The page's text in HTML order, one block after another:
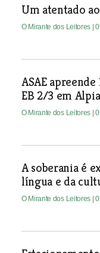
Um atentado
O Mirante dos Leitores |
ASAE
EB 2/3 em
O Mirante dos Leitores |
A soberania é
língua e da
O Mirante dos Leitores |